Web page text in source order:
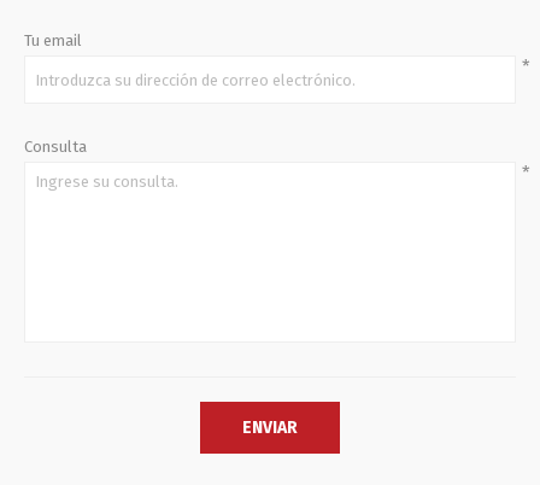
Tu email
*
Consulta
*